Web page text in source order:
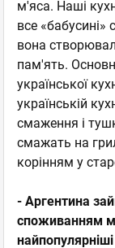
м'яса. Наші
все
вона
пам'ять.
української
українській
смаження і
смажать на
корінням у
- Аргентина
споживанням